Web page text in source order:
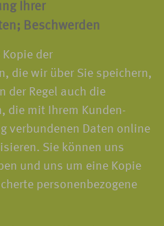
Ihrer
Beschwerden
Kopie der
die wir über Sie speichern,
der Regel auch die
die mit Ihrem Kunden-
verbundenen Daten online
Sie können uns
und uns um eine Kopie
personenbezogene